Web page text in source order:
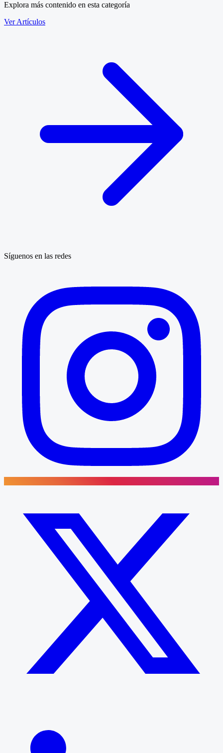
Explora más contenido en esta categoría
Ver Artículos
Síguenos en las redes